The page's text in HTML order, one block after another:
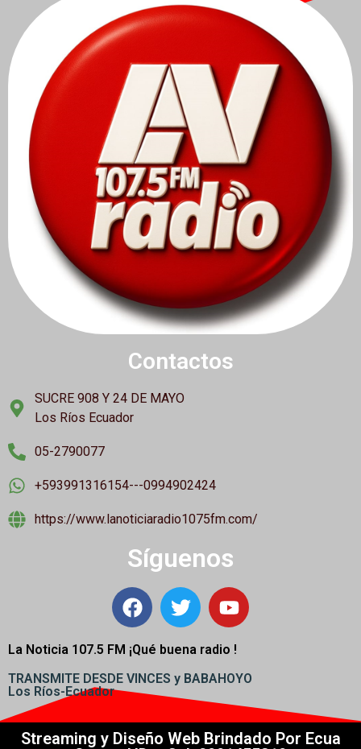
Contactos
SUCRE 908 Y 24 DE MAYO
Los Ríos Ecuador
05-2790077
+593991316154---0994902424
https://www.lanoticiaradio1075fm.com/
Síguenos
La Noticia 107.5 FM ¡Qué buena radio !
TRANSMITE DESDE VINCES y BABAHOYO
Los Ríos-Ecuador
Streaming y Diseño Web Brindado Por Ecua